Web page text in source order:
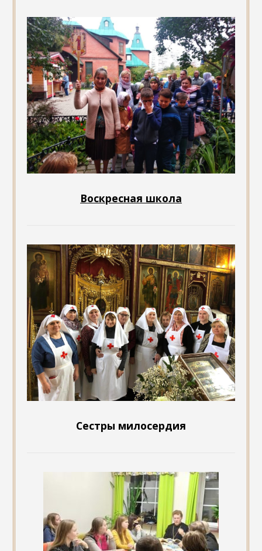
Воскресная школа
Сестры милосердия